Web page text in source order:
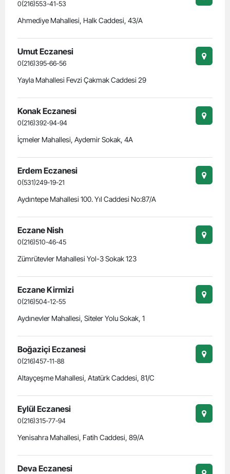
0(216)553-41-53
Ahmediye Mahallesi, Halk Caddesi, 43/A
Umut Eczanesi
0(216)395-66-56
Yayla Mahallesi Fevzi Çakmak Caddesi 29
Konak Eczanesi
0(216)392-94-94
İçmeler Mahallesi, Aydemir Sokak, 4A
Erdem Eczanesi
0(531)249-19-21
Aydıntepe Mahallesi 100. Yıl Caddesi No:87/A
Eczane Nish
0(216)510-46-45
Zümrütevler Mahallesi Yol-3 Sokak 123
Eczane Kirmizi
0(216)504-12-55
Aydınevler Mahallesi, Siteler Yolu Sokak, 1
Boğaziçi Eczanesi
0(216)457-11-88
Altayçeşme Mahallesi, Atatürk Caddesi, 81/C
Eylül Eczanesi
0(216)315-77-94
Yenisahra Mahallesi, Fatih Caddesi, 89/A
Deva Eczanesi